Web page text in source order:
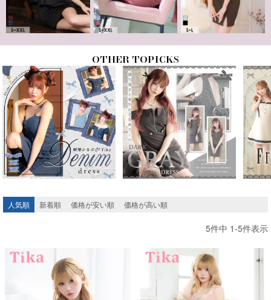
other topicks
人気順 新着順 価格が安い順 価格が高い順
5件中 1-5件表示